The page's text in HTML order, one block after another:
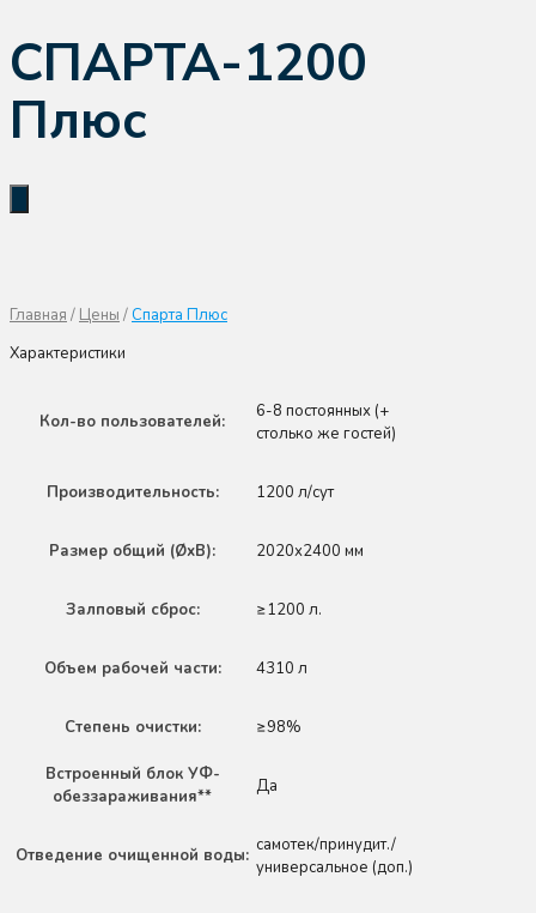
СПАРТА-1200
Плюс
Главная / Цены / Спарта Плюс
Характеристики
Кол-во пользователей:
6-8 постоянных (+
столько же гостей)
Производительность: 1200 л/сут
Размер общий (ØхВ): 2020х2400 мм
Залповый сброс: ≥1200 л.
Объем рабочей части: 4310 л
Степень очистки: ≥98%
Встроенный блок УФ-
обеззараживания**
Да
Отведение очищенной воды: самотек/принудит./
универсальное (доп.)